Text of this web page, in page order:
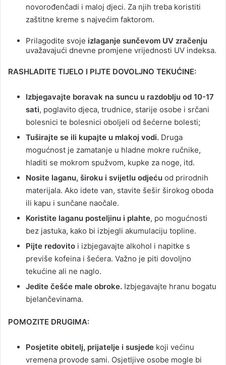
novorođenčadi i maloj djeci. Za njih treba koristiti
zaštitne kreme s najvećim faktorom.
Prilagodite svoje izlaganje sunčevom UV zračenju
uvažavajući dnevne promjene vrijednosti UV indeksa.
RASHLADITE TIJELO I PIJTE DOVOLJNO TEKUĆINE:
Izbjegavajte boravak na suncu u razdoblju od 10-17
sati, poglavito djeca, trudnice, starije osobe i srčani
bolesnici te bolesnici oboljeli od šećerne bolesti;
Tuširajte se ili kupajte u mlakoj vodi. Druga
mogućnost je zamatanje u hladne mokre ručnike,
hladiti se mokrom spužvom, kupke za noge, itd.
Nosite laganu, široku i svijetlu odjeću od prirodnih
materijala. Ako idete van, stavite šešir širokog oboda
ili kapu i sunčane naočale.
Koristite laganu posteljinu i plahte, po mogućnosti
bez jastuka, kako bi izbjegli akumulaciju topline.
Pijte redovito i izbjegavajte alkohol i napitke s
previše kofeina i šećera. Važno je piti dovoljno
tekućine ali ne naglo.
Jedite češće male obroke. Izbjegavajte hranu bogatu
bjelančevinama.
POMOZITE DRUGIMA:
Posjetite obitelj, prijatelje i susjede koji većinu
vremena provode sami. Osjetljive osobe mogle bi